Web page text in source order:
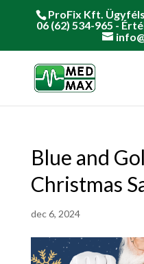
ProFix Kft.
06 (62) 534-965 -
Blue and
Christmas
dec 6, 2024